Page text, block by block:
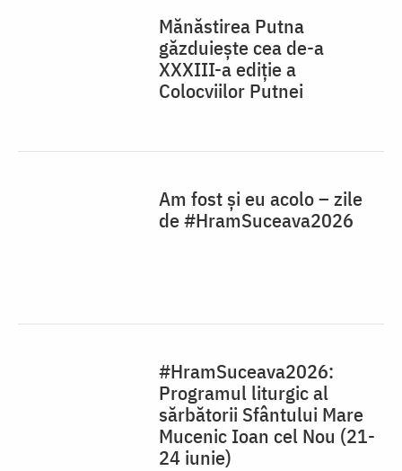
Mănăstirea Putna
găzduiește cea de-a
XXXIII-a ediție a
Colocviilor Putnei
Am fost și eu acolo – zile
de #HramSuceava2026
#HramSuceava2026:
Programul liturgic al
sărbătorii Sfântului Mare
Mucenic Ioan cel Nou (21-
24 iunie)